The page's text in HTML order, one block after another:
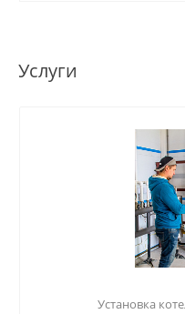
Услуги
Установка